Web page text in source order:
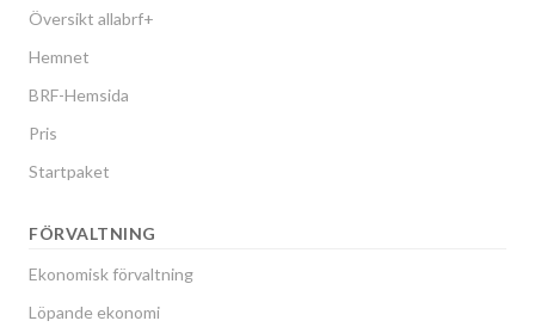
Översikt allabrf+
Hemnet
BRF-Hemsida
Pris
Startpaket
FÖRVALTNING
Ekonomisk förvaltning
Löpande ekonomi